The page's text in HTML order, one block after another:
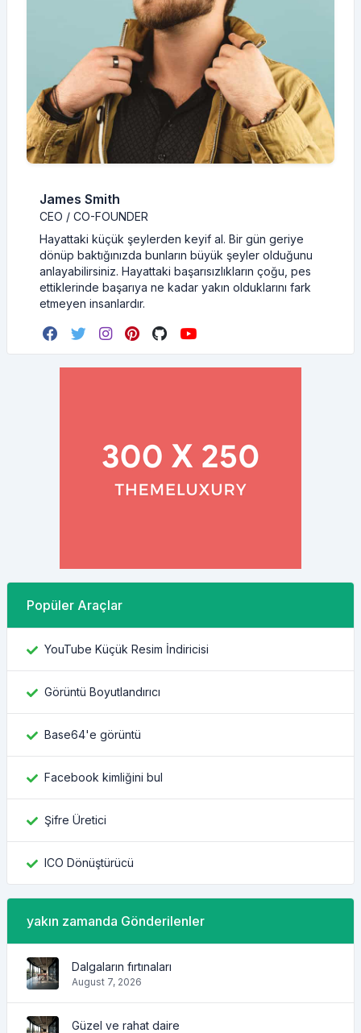
James Smith
CEO / CO-FOUNDER
Hayattaki küçük şeylerden keyif al. Bir gün geriye
dönüp baktığınızda bunların büyük şeyler olduğunu
anlayabilirsiniz. Hayattaki başarısızlıkların çoğu, pes
ettiklerinde başarıya ne kadar yakın olduklarını fark
etmeyen insanlardır.
Popüler Araçlar
YouTube Küçük Resim İndiricisi
Görüntü Boyutlandırıcı
Base64'e görüntü
Facebook kimliğini bul
Şifre Üretici
ICO Dönüştürücü
yakın zamanda Gönderilenler
Dalgaların fırtınaları
August 7, 2026
Güzel ve rahat daire